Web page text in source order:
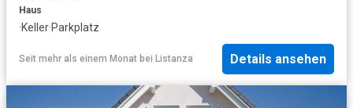
Haus
·Keller·Parkplatz
Seit mehr als einem Monat bei Listanza Details ansehen